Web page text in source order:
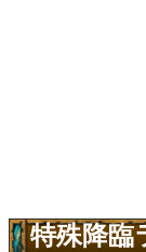
特殊降臨